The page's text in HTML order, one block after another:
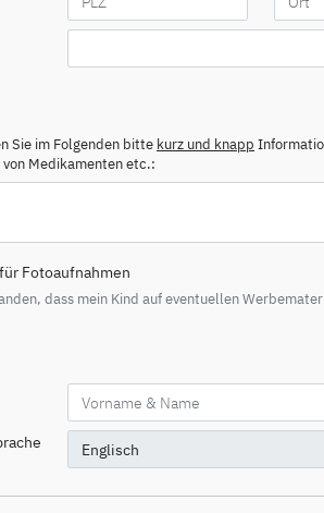
Sie im Folgenden bitte kurz und knapp
Medikamenten etc.:
Fotoaufnahmen
dass mein Kind auf eventuellen